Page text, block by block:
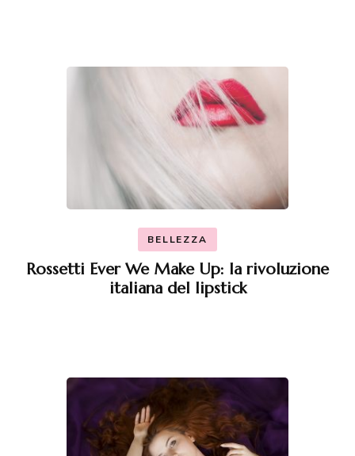
BELLEZZA
Rossetti Ever We Make Up: la rivoluzione
italiana del lipstick